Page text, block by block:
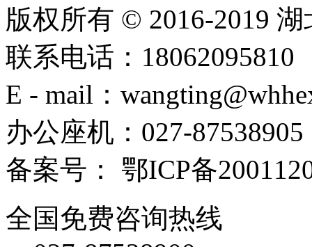
版权所有 © 2016-2019
联系电话：18062095810
E - mail：
办公座机：027-87538905
备案号： 鄂ICP备
全国免费咨询热线